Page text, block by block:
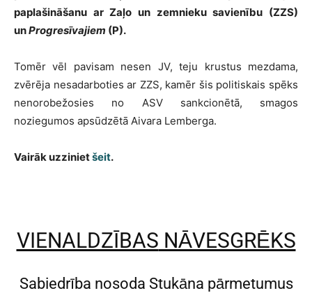
paplašināšanu ar Zaļo un zemnieku savienību (ZZS)
unProgresīvajiem (P).
Tomēr vēl pavisam nesen JV, teju krustus mezdama,
zvērēja nesadarboties ar ZZS, kamēr šis politiskais spēks
nenorobežosies no ASV sankcionētā, smagos
noziegumos apsūdzētā Aivara Lemberga.
Vairāk uzzinietšeit.
VIENALDZĪBAS NĀVESGRĒKS
Sabiedrība nosoda Stukāna pārmetumus